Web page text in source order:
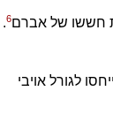
חששו של אברם6
.
לגורל אויבי